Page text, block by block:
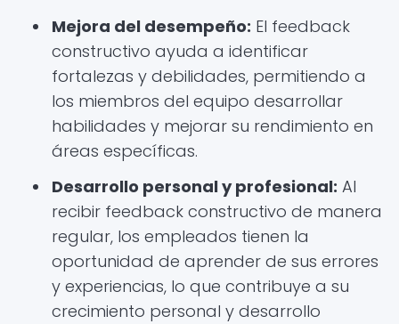
Mejora del desempeño: El feedback
constructivo ayuda a identificar
fortalezas y debilidades, permitiendo a
los miembros del equipo desarrollar
habilidades y mejorar su rendimiento en
áreas específicas.
Desarrollo personal y profesional: Al
recibir feedback constructivo de manera
regular, los empleados tienen la
oportunidad de aprender de sus errores
y experiencias, lo que contribuye a su
crecimiento personal y desarrollo